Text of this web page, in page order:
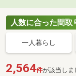
人数に合った間取
一人暮らし
2,564件が該当しま